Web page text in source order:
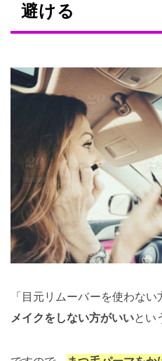
避ける
「目元リムーバーを使わない
メイクをしない方がいいとい